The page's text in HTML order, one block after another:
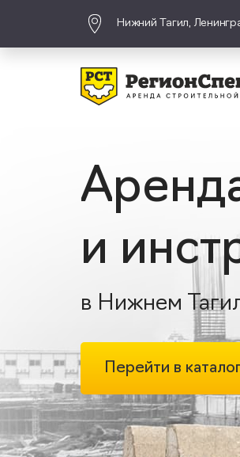
Нижний Тагил,
и
в Нижнем
Перейти в